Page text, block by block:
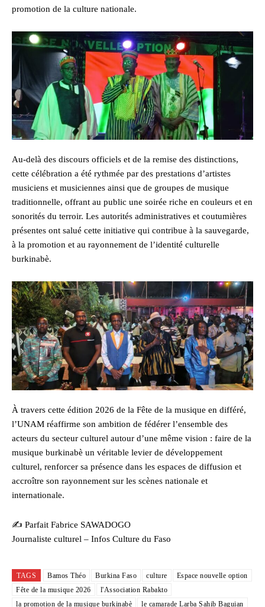
promotion de la culture nationale.
Au-delà des discours officiels et de la remise des distinctions,
cette célébration a été rythmée par des prestations d’artistes
musiciens et musiciennes ainsi que de groupes de musique
traditionnelle, offrant au public une soirée riche en couleurs et en
sonorités du terroir. Les autorités administratives et coutumières
présentes ont salué cette initiative qui contribue à la sauvegarde,
à la promotion et au rayonnement de l’identité culturelle
burkinabè.
À travers cette édition 2026 de la Fête de la musique en différé,
l’UNAM réaffirme son ambition de fédérer l’ensemble des
acteurs du secteur culturel autour d’une même vision : faire de la
musique burkinabè un véritable levier de développement
culturel, renforcer sa présence dans les espaces de diffusion et
accroître son rayonnement sur les scènes nationale et
internationale.
✍️ Parfait Fabrice SAWADOGO
Journaliste culturel – Infos Culture du Faso
TAGS Bamos Théo Burkina Faso culture
Espace nouvelle option
Fête de la musique 2026
l'Association Rabakto
la promotion de la musique burkinabè
le camarade Larba Sahib Baguian